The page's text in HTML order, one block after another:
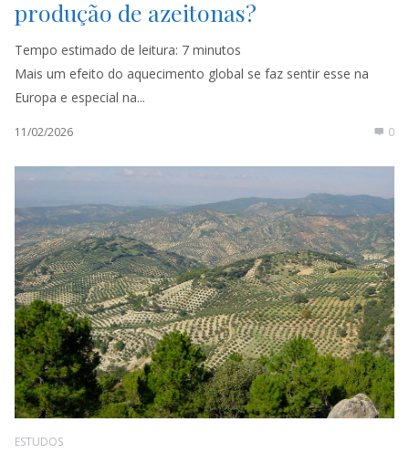
produção de azeitonas?
Tempo estimado de leitura: 7 minutos
Mais um efeito do aquecimento global se faz sentir esse na
Europa e especial na...
11/02/2026 0
ESTUDOS